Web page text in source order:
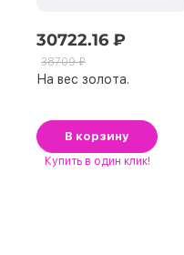
30722.16 ₽
38709 ₽
На вес золота.
В корзину
Купить в один клик!